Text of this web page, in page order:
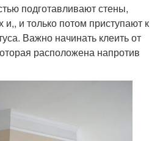
подготавливают стены,
и только потом приступают к
Важно начинать клеить от
расположена напротив